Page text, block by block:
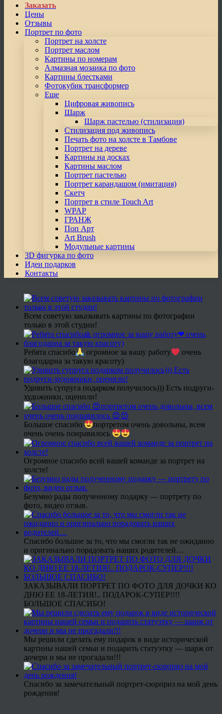
Заказать
Цены
Отзывы
Портрет по фото
Портрет на холсте
Портрет маслом
Картины по номерам
Алмазная мозаика по фото
Картины блестками
Фотокубик трансформер
Еще
Цифровая живопись
Шарж
Шарж пастелью (стилизация)
Стилизация под живопись
Печать фото на холсте в Тамбове
Портрет на дереве
Картины на досках
Картины маслом
Портрет пастелью
Портрет карандашом (имитация)
Скетч
Портрет в стиле Touch Art
WPAP
ГРАНЖ
Поп Арт
Art Brush
Модульные картины
3D фигурка по фото
Идеи подарков
Контакты
Всем советую заказывать картины по фотографии
только в этой студии!
Ребята спасибо огромное за вашу работу
очень
благодарна за такую красоту)
Удивить супруга подарком получилось))) Есть подруги-
художники, оценили!
Большое спасибо
портретом очень довольны, всем
очень очень понравилось
Огромное спасибо всей вашей команде за портрет на
холсте!
Безумно рады полученному подарку — портрету по
фото, видео отзыв.
Спасибо большое за то, что мы смогли так не ожиданно
и оригинально порадовать наших родителей…
ЗАКАЗЫВАЛИ ПОРТРЕТ ПО ФОТО ДЛЯ ДОЧКИ КО
ДНЮ ЕЕ 18-ЛЕТИЯ!.. ПОДАРОК-СУПЕР!!!!
БОЛЬШОЕ СПАСИБО!
Мы решили сделать ему подарок в виде исторической
картины нашей семьи и подарить статуэтку — шарж от
дочери и мы не прогадали!!!
Спасибо за замечательный портрет-сюрприз на мой день
рождения!